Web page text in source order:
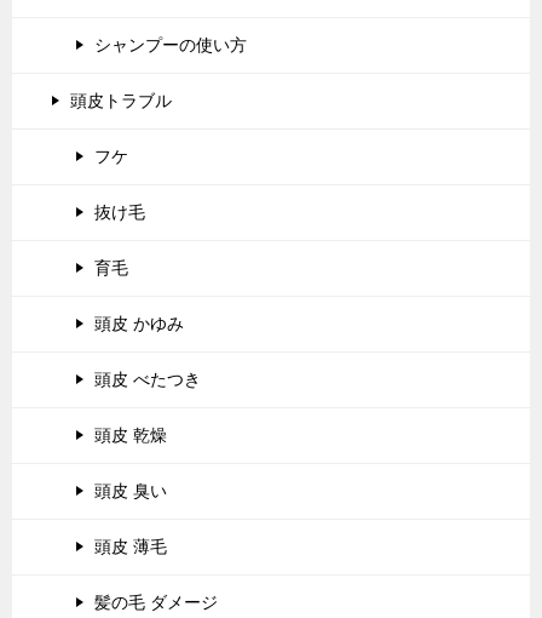
シャンプーの使い方
頭皮トラブル
フケ
抜け毛
育毛
頭皮 かゆみ
頭皮 べたつき
頭皮 乾燥
頭皮 臭い
頭皮 薄毛
髪の毛 ダメージ